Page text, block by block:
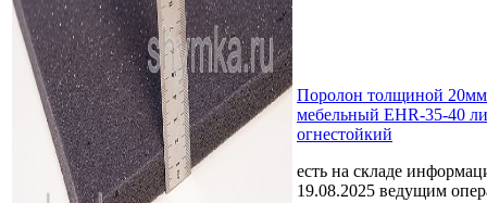
Поролон толщиной 20мм
мебельный EHR-35-40
огнестойкий
есть на складе
19.08.2025 ведущим